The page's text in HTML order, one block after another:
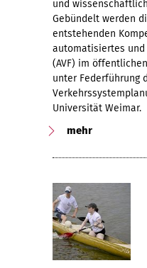
und
Gebündelt werden
entstehenden
automatisiertes und
(AVF) im
unter Federführung
Universität Weimar.
mehr